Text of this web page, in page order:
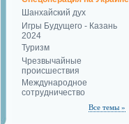
Шанхайский дух
Игры Будущего - Казань
2024
Туризм
Чрезвычайные
происшествия
Международное
сотрудничество
Все темы »